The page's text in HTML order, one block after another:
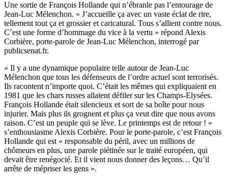
Une sortie de François Hollande qui n’ébranle pas l’entourage de
Jean-Luc Mélenchon. « J’accueille ça avec un vaste éclat de rire,
tellement tout ça et grossier et caricatural. Tous s’allient contre nous.
C’est une forme d’hommage du vice à la vertu » répond Alexis
Corbière, porte-parole de Jean-Luc Mélenchon, interrogé par
publicsenat.fr.
« Il y a une dynamique populaire telle autour de Jean-Luc
Mélenchon que tous les défenseurs de l’ordre actuel sont terrorisés.
Ils racontent n’importe quoi. C’était les mêmes qui expliquaient en
1981 que les chars russes allaient défiler sur les Champs-Elysées.
François Hollande était silencieux et sort de sa boîte pour nous
injurier. Mais plus ils grognent et plus ça veut dire que nous avons
raison. C’est un peuple qui se lève. Le printemps est de retour ! »
s’enthousiasme Alexis Corbière. Pour le porte-parole, c’est François
Hollande qui est « responsable du péril, avec un millions de
chômeurs en plus, une parole piétinée sur le traité européen, qui
devait être renégocié. Et il vient nous donner des leçons… Qu’il
arrête de mépriser les gens ».